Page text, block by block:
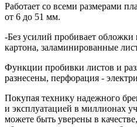
Работает со всеми размерами
от 6 до 51 мм.
-Без усилий пробивает обложки
картона, заламинированные
Функции пробивки листов и
разнесены, перфорация -
Покупая технику надежного
и эксплуатацией в миллионах
можете быть уверены в